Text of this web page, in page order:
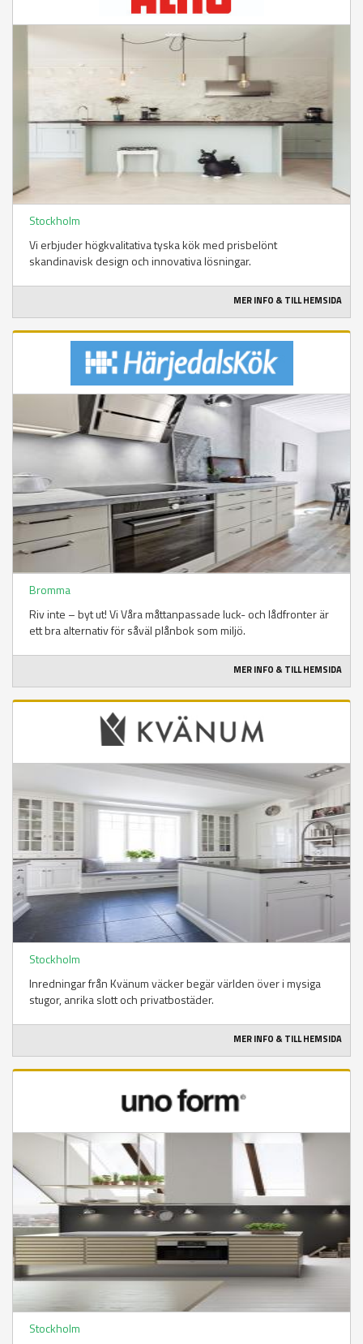
Stockholm
Vi erbjuder högkvalitativa tyska kök med prisbelönt
skandinavisk design och innovativa lösningar.
MER INFO & TILL HEMSIDA
Bromma
Riv inte – byt ut! Vi Våra måttanpassade luck- och lådfronter är
ett bra alternativ för såväl plånbok som miljö.
MER INFO & TILL HEMSIDA
Stockholm
Inredningar från Kvänum väcker begär världen över i mysiga
stugor, anrika slott och privatbostäder.
MER INFO & TILL HEMSIDA
Stockholm